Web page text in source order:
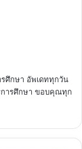
รศึกษา อัพเดททุกวัน
การศึกษา ขอบคุณทุก